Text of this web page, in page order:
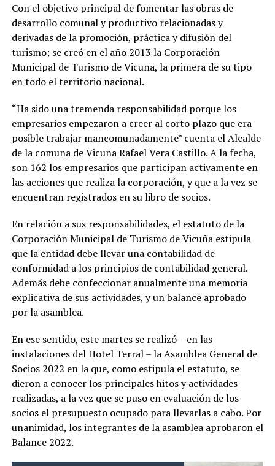
Con el objetivo principal de fomentar las obras de
desarrollo comunal y productivo relacionadas y
derivadas de la promoción, práctica y difusión del
turismo; se creó en el año 2013 la Corporación
Municipal de Turismo de Vicuña, la primera de su tipo
en todo el territorio nacional.
“Ha sido una tremenda responsabilidad porque los
empresarios empezaron a creer al corto plazo que era
posible trabajar mancomunadamente” cuenta el Alcalde
de la comuna de Vicuña Rafael Vera Castillo. A la fecha,
son 162 los empresarios que participan activamente en
las acciones que realiza la corporación, y que a la vez se
encuentran registrados en su libro de socios.
En relación a sus responsabilidades, el estatuto de la
Corporación Municipal de Turismo de Vicuña estipula
que la entidad debe llevar una contabilidad de
conformidad a los principios de contabilidad general.
Además debe confeccionar anualmente una memoria
explicativa de sus actividades, y un balance aprobado
por la asamblea.
En ese sentido, este martes se realizó – en las
instalaciones del Hotel Terral – la Asamblea General de
Socios 2022 en la que, como estipula el estatuto, se
dieron a conocer los principales hitos y actividades
realizadas, a la vez que se puso en evaluación de los
socios el presupuesto ocupado para llevarlas a cabo. Por
unanimidad, los integrantes de la asamblea aprobaron el
Balance 2022.